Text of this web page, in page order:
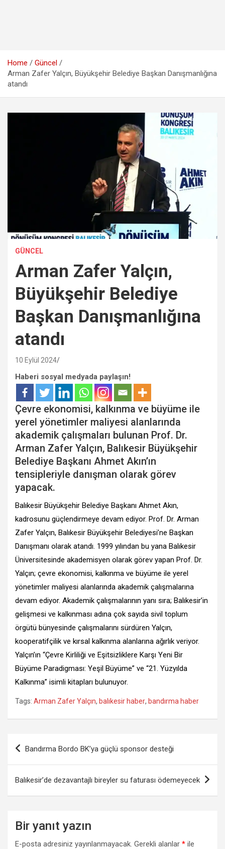
Home
Güncel
Arman Zafer Yalçın, Büyükşehir Belediye Başkan Danışmanlığına
atandı
GÜNCEL
Arman Zafer Yalçın,
Büyükşehir Belediye
Başkan Danışmanlığına
atandı
10 Eylül 2024
Haberi sosyal medyada paylaşın!
Çevre ekonomisi, kalkınma ve büyüme ile
yerel yönetimler maliyesi alanlarında
akademik çalışmaları bulunan Prof. Dr.
Arman Zafer Yalçın, Balıkesir Büyükşehir
Belediye Başkanı Ahmet Akın’ın
tensipleriyle danışman olarak görev
yapacak.
Balıkesir Büyükşehir Belediye Başkanı Ahmet Akın,
kadrosunu güçlendirmeye devam ediyor. Prof. Dr. Arman
Zafer Yalçın, Balıkesir Büyükşehir Belediyesi’ne Başkan
Danışmanı olarak atandı. 1999 yılından bu yana Balıkesir
Üniversitesinde akademisyen olarak görev yapan Prof. Dr.
Yalçın; çevre ekonomisi, kalkınma ve büyüme ile yerel
yönetimler maliyesi alanlarında akademik çalışmalarına
devam ediyor. Akademik çalışmalarının yanı sıra; Balıkesir’in
gelişmesi ve kalkınması adına çok sayıda sivil toplum
örgütü bünyesinde çalışmalarını sürdüren Yalçın,
kooperatifçilik ve kırsal kalkınma alanlarına ağırlık veriyor.
Yalçın’ın “Çevre Kirliliği ve Eşitsizliklere Karşı Yeni Bir
Büyüme Paradigması: Yeşil Büyüme” ve “21. Yüzyılda
Kalkınma” isimli kitapları bulunuyor.
Tags: Arman Zafer Yalçın, balıkesir haber, bandırma haber
Yazı
Bandırma Bordo BK’ya güçlü sponsor desteği
Balıkesir’de dezavantajlı bireyler su faturası ödemeyecek
Bir yanıt yazın
E-posta adresiniz yayınlanmayacak. Gerekli alanlar * ile